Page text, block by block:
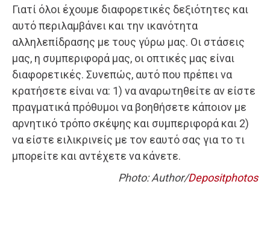
Γιατί όλοι έχουμε διαφορετικές δεξιότητες και
αυτό περιλαμβάνει και την ικανότητα
αλληλεπίδρασης με τους γύρω μας. Οι στάσεις
μας, η συμπεριφορά μας, οι οπτικές μας είναι
διαφορετικές. Συνεπώς, αυτό που πρέπει να
κρατήσετε είναι να: 1) να αναρωτηθείτε αν είστε
πραγματικά πρόθυμοι να βοηθήσετε κάποιον με
αρνητικό τρόπο σκέψης και συμπεριφορά και 2)
να είστε ειλικρινείς με τον εαυτό σας για το τι
μπορείτε και αντέχετε να κάνετε.
Photo: Author/Depositphotos